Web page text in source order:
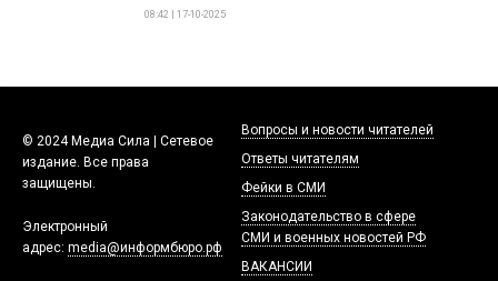
08:42 | 17-10-2025
© 2024 Медиа Сила | Сетевое
издание. Все права
защищены.
Электронный
адрес: media@информбюро.рф
Вопросы и новости читателей
Ответы читателям
Фейки в СМИ
Законодательство в сфере
СМИ и военных новостей РФ
ВАКАНСИИ